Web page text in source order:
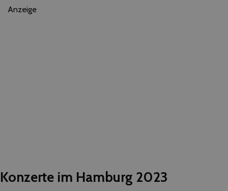
Anzeige
Konzerte im Hamburg 2023